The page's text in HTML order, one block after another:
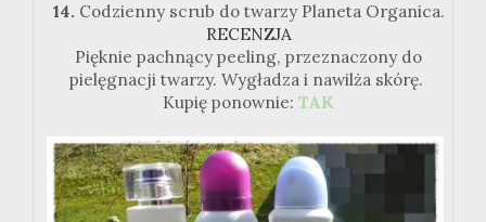
14. Codzienny scrub do twarzy Planeta Organica.
RECENZJA
Pięknie pachnący peeling, przeznaczony do
pielęgnacji twarzy. Wygładza i nawilża skórę.
Kupię ponownie: TAK